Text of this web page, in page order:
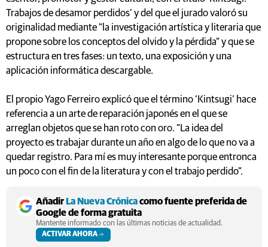
Trabajos de desamor perdidos’ y del que el jurado valoró su
originalidad mediante "la investigación artística y literaria que
propone sobre los conceptos del olvido y la pérdida" y que se
estructura en tres fases: un texto, una exposición y una
aplicación informática descargable.
El propio Yago Ferreiro explicó que el término ‘Kintsugi’ hace
referencia a un arte de reparación japonés en el que se
arreglan objetos que se han roto con oro. "La idea del
proyecto es trabajar durante un año en algo de lo que no va a
quedar registro. Para mí es muy interesante porque entronca
un poco con el fin de la literatura y con el trabajo perdido".
AñadirLa Nueva Crónicacomo fuente preferida de
Google de forma gratuita
Mantente informado con las últimas noticias de actualidad.
ACTIVAR AHORA